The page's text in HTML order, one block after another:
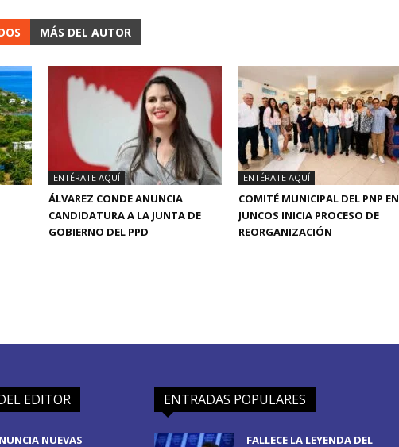
MÁS DEL AUTOR
ENTÉRATE AQUÍ
ÁLVAREZ CONDE ANUNCIA
CANDIDATURA A LA JUNTA DE
GOBIERNO DEL PPD
ENTÉRATE AQUÍ
COMITÉ MUNICIPAL DEL PNP EN
JUNCOS INICIA PROCESO DE
REORGANIZACIÓN
EDITOR
NUEVAS
ENTRADAS POPULARES
FALLECE LA LEYENDA DEL